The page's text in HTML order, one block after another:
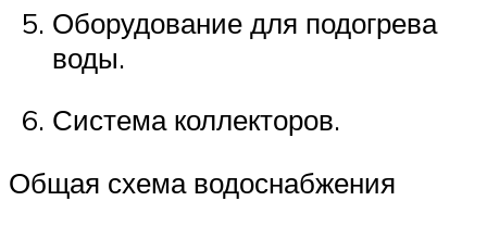
Оборудование для подогрева
воды.
Система коллекторов.
Общая схема водоснабжения